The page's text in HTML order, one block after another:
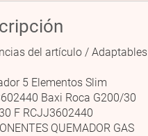
del artículo / Adaptables
5 Elementos Slim
Baxi Roca G200/30
F RCJJ3602440
QUEMADOR GAS